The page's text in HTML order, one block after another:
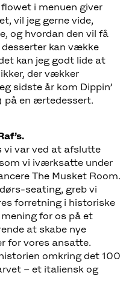
i menuen giver
vil jeg gerne vide,
og hvordan den vil få
kan vække
kan jeg godt lide at
der vækker
sidste år kom Dippin’
på en ærtedessert.
vi var ved at afslutte
som vi iværksatte under
The Musket Room.
seating, greb vi
forretning i historiske
for os på et
at skabe nye
for vores ansatte.
omkring det 100
– et italiensk og